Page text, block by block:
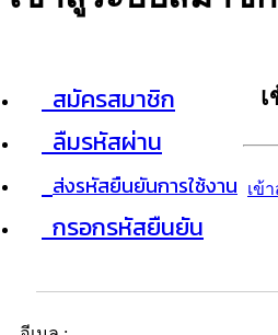
สมัครสมาชิก
ลืมรหัสผ่าน
ส่งรหัสยืนยันการใช้งาน
กรอกรหัสยืนยัน
เข้